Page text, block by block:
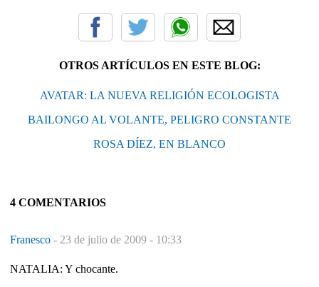
OTROS ARTÍCULOS EN ESTE BLOG:
AVATAR: LA NUEVA RELIGIÓN ECOLOGISTA
BAILONGO AL VOLANTE, PELIGRO CONSTANTE
ROSA DÍEZ, EN BLANCO
4 COMENTARIOS
Franesco - 23 de julio de 2009 - 10:33
NATALIA: Y chocante.